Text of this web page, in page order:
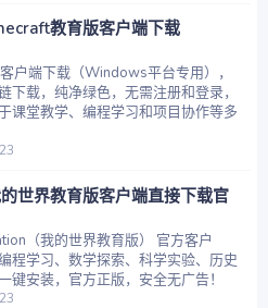
教育版客户端下载
户端下载（Windows平台专用），
下载，纯净绿色，无需注册和登录，
课堂教学、编程学习和项目协作等多
世界教育版客户端直接下载官
（我的世界教育版） 官方客户
程学习、数学探索、科学实验、历史
键安装，官方正版，安全无广告！